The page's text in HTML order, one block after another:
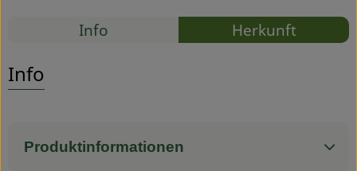
Rezepte
Info Herkunft
Info
Produktinformationen